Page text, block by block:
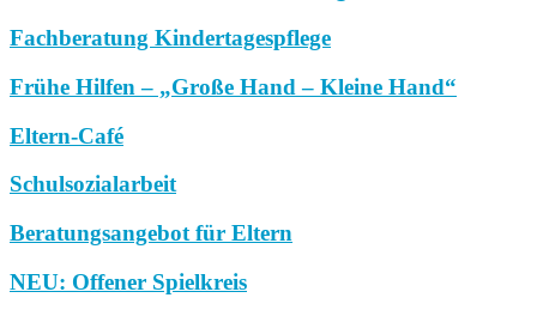
Fachberatung Kindertagespflege
Frühe Hilfen – „Große Hand – Kleine Hand“
Eltern-Café
Schulsozialarbeit
Beratungsangebot für Eltern
NEU: Offener Spielkreis